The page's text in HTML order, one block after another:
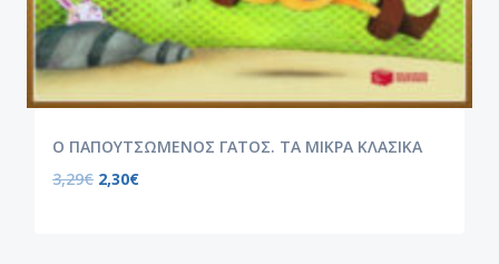
Ο ΠΑΠΟΥΤΣΩΜΕΝΟΣ ΓΑΤΟΣ. ΤΑ ΜΙΚΡΑ ΚΛΑΣΙΚΑ
3,29€ 2,30€